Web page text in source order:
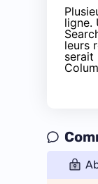
ligne.
leurs
serait